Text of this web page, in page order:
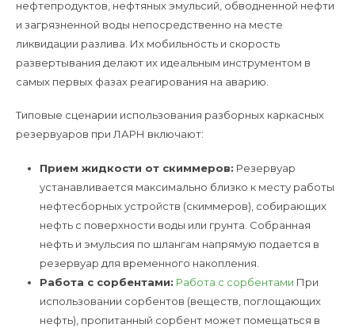
нефтепродуктов, нефтяных эмульсий, обводненной нефти
и загрязненной воды непосредственно на месте
ликвидации разлива. Их мобильность и скорость
развертывания делают их идеальным инструментом в
самых первых фазах реагирования на аварию.
Типовые сценарии использования разборных каркасных
резервуаров при ЛАРН включают:
Прием жидкости от скиммеров: Резервуар
устанавливается максимально близко к месту работы
нефтесборных устройств (скиммеров), собирающих
нефть с поверхности воды или грунта. Собранная
нефть и эмульсия по шлангам напрямую подается в
резервуар для временного накопления.
Работа с сорбентами: Работа с сорбентами При
использовании сорбентов (веществ, поглощающих
нефть), пропитанный сорбент может помещаться в